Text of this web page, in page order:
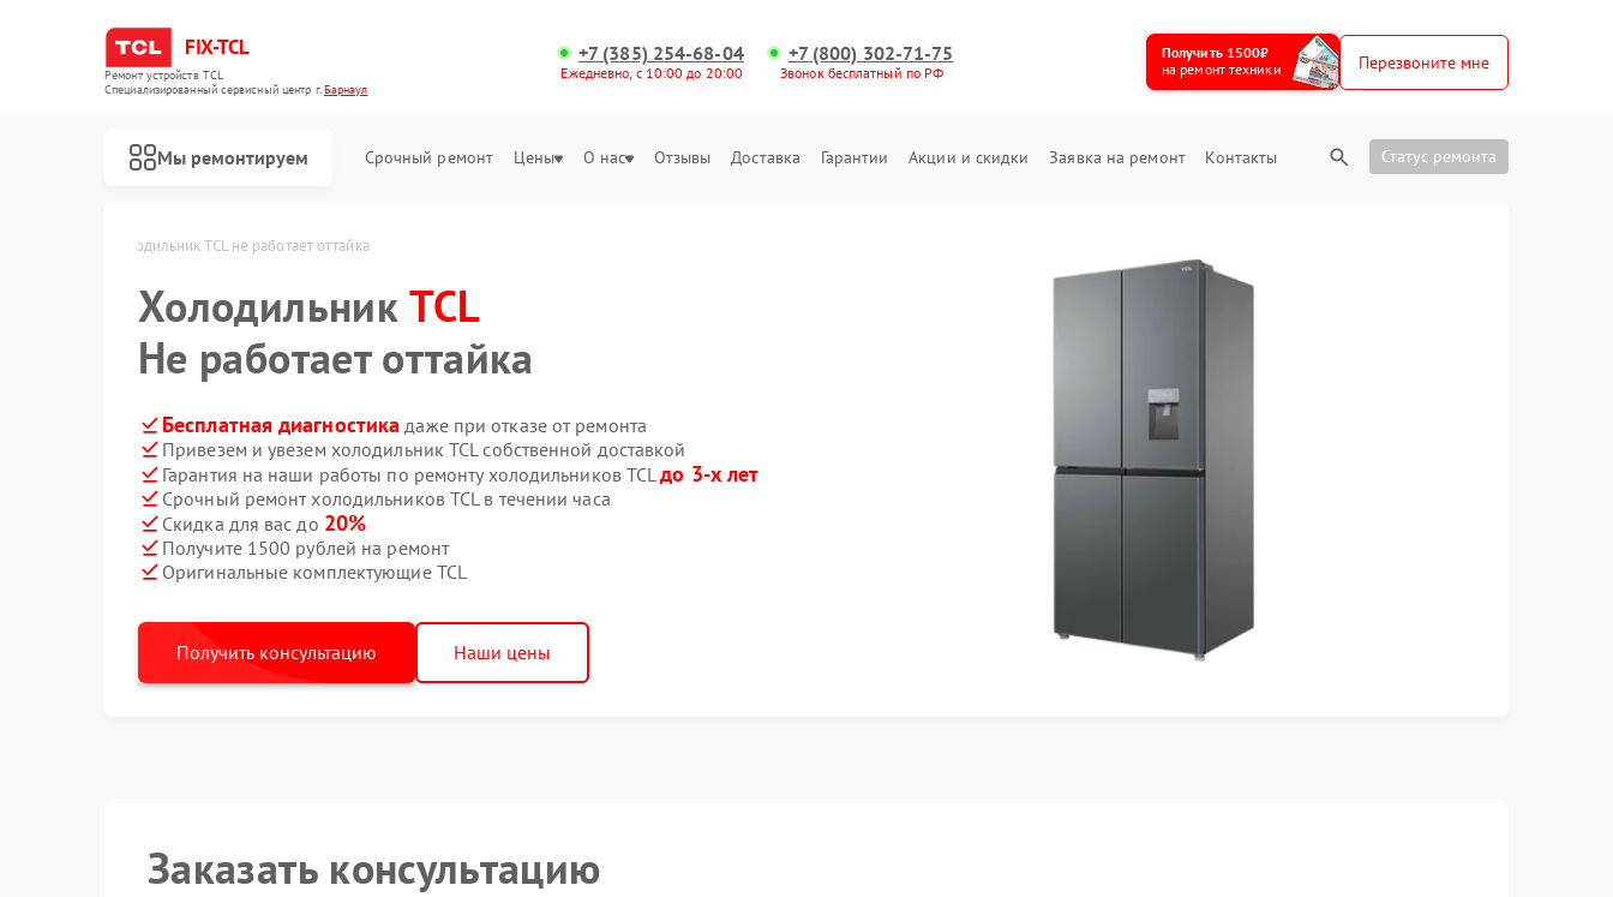
FIX-TCL
Ремонт устройств TCL
Специализированный cервисный центр г.Барнаул
+7 (385) 254-68-04
Ежедневно, с 10:00 до 20:00
+7 (800) 302-71-75
Звонок бесплатный по РФ
Получить 1500₽
на ремонт техники
Перезвоните мне
Мы ремонтируем Срочный ремонт Цены О нас Отзывы Доставка Гарантии Акции и скидки Заявка на ремонт Контакты Статус ремонта
Холодильник TCL не работает оттайка
ХолодильникTCL
Не работает оттайка
Бесплатная диагностика даже при отказе от ремонта
Привезем и увезем холодильник TCL собственной доставкой
Гарантия на наши работы по ремонту холодильников TCLдо 3-х лет
Срочный ремонт холодильников TCL в течении часа
Скидка для вас до 20%
Получите 1500 рублей на ремонт
Оригинальные комплектующие TCL
Получить консультацию Наши цены
Заказать консультацию